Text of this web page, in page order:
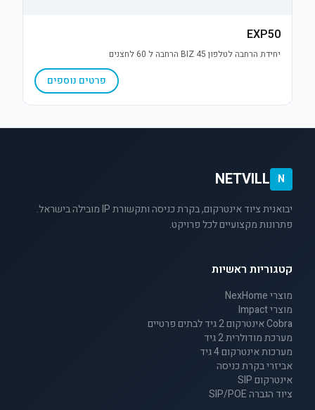
EXP50
יחידת הרחבה לטלפון BIZ 45 הרחבה ל 60 לחצנים
פרטים נוספים
N
NETVILL
יבואנית ציוד אינטרקום, בקרת כניסה ותקשורת IP מובילה בישראל.
פתרונות מקצועיים לכל פרויקט.
קטגוריות ראשיות
מוצרי NexHome
מוצרי Impact
Cobra אינטרקום 2 גיד לבתים פרטיים
מערכת מודולרית 2 גיד
מערכות אינטרקום 4 גיד
אביזרי בקרת כניסה
אינטרקום SIP
ציוד הגברה SIP/POE